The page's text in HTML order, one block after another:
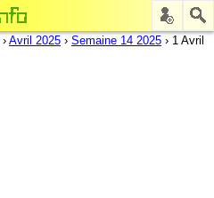
› Avril 2025 › Semaine 14 2025 › 1 Avril